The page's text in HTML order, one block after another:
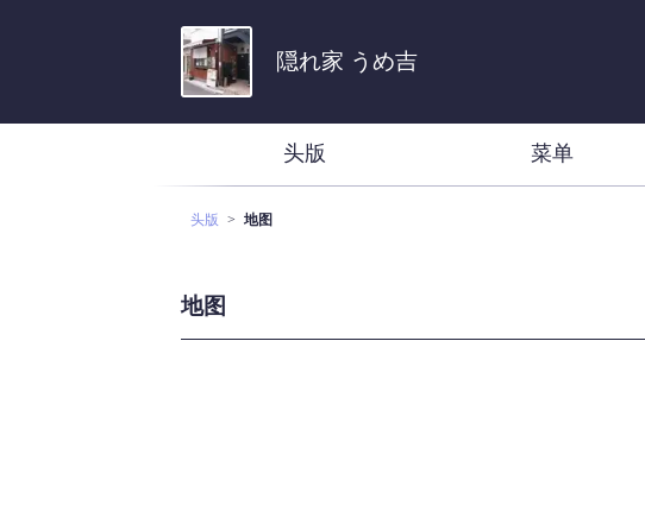
隠れ家 うめ吉
头版 菜单
头版 地图
地图